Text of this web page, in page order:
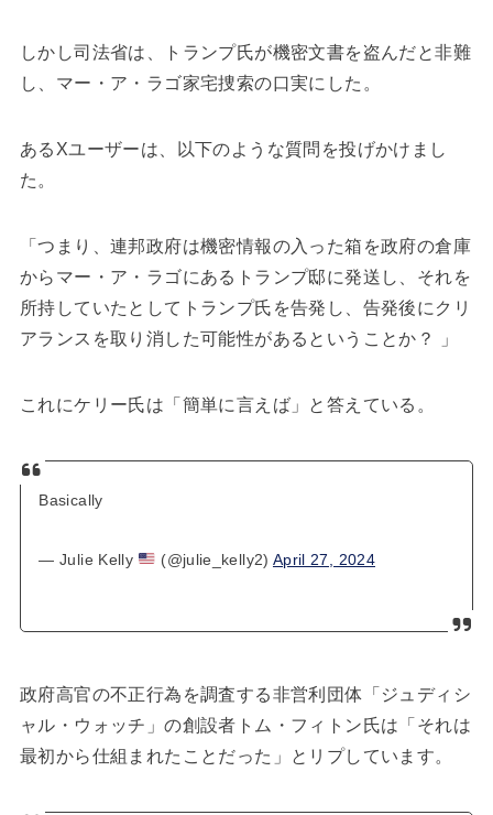
しかし司法省は、トランプ氏が機密文書を盗んだと非難
し、マー・ア・ラゴ家宅捜索の口実にした。
あるXユーザーは、以下のような質問を投げかけまし
た。
「つまり、連邦政府は機密情報の入った箱を政府の倉庫
からマー・ア・ラゴにあるトランプ邸に発送し、それを
所持していたとしてトランプ氏を告発し、告発後にクリ
アランスを取り消した可能性があるということか？ 」
これにケリー氏は「簡単に言えば」と答えている。
Basically
— Julie Kelly (@julie_kelly2) April 27, 2024
政府高官の不正行為を調査する非営利団体「ジュディシ
ャル・ウォッチ」の創設者トム・フィトン氏は「それは
最初から仕組まれたことだった」とリプしています。